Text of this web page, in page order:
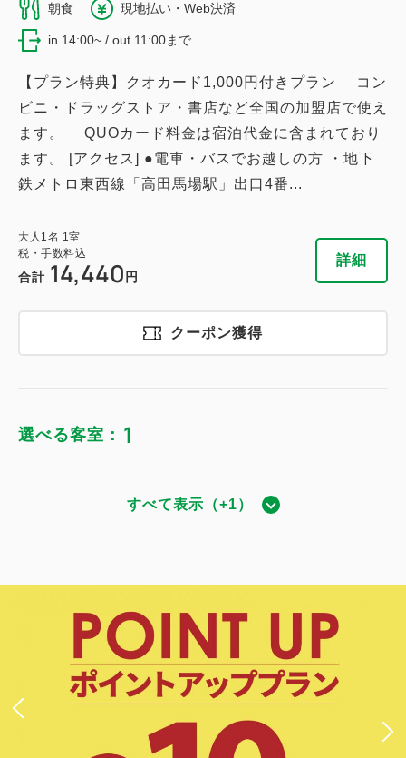
朝食 現地払い・Web決済
in 14:00~ / out 11:00まで
【プラン特典】クオカード1,000円付きプラン コン
ビニ・ドラッグストア・書店など全国の加盟店で使え
ます。 QUOカード料金は宿泊代金に含まれており
ます。 [アクセス] ●電車・バスでお越しの方 ・地下
鉄メトロ東西線「高田馬場駅」出口4番...
大人 1 名 1 室
税・手数料込
合計 14,440円
詳細
クーポン獲得
選べる客室： 1
税・手数料込
会員価格
ダブルサイズ / 幅131-150cm×1
Wi-Fiあり（無料）
すべて表示（+1）